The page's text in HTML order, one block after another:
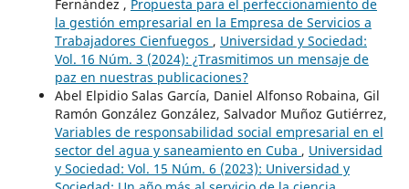
Fernández , Propuesta para el perfeccionamiento de
la gestión empresarial en la Empresa de Servicios a
Trabajadores Cienfuegos , Universidad y Sociedad:
Vol. 16 Núm. 3 (2024): ¿Trasmitimos un mensaje de
paz en nuestras publicaciones?
Abel Elpidio Salas García, Daniel Alfonso Robaina, Gil
Ramón González González, Salvador Muñoz Gutiérrez,
Variables de responsabilidad social empresarial en el
sector del agua y saneamiento en Cuba , Universidad
y Sociedad: Vol. 15 Núm. 6 (2023): Universidad y